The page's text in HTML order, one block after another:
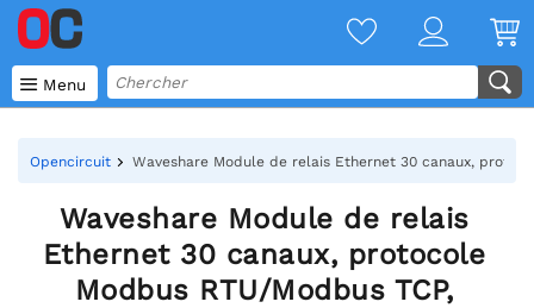
 Menu
Opencircuit Waveshare Module de relais Ethernet 30 canaux,
Waveshare Module de relais
Ethernet 30 canaux, protocole
Modbus RTU/Modbus TCP,